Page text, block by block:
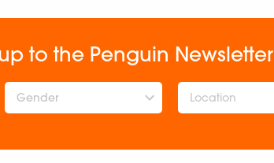
to the Penguin Newsletter
Gender